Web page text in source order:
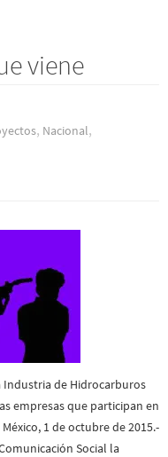
viene
, Nacional,
Industria de Hidrocarburos
empresas que participan en
1 de octubre de 2015.-
Social la